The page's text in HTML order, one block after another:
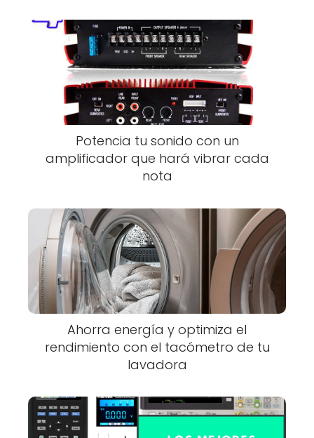
Potencia tu sonido con un
amplificador que hará vibrar cada
nota
Ahorra energía y optimiza el
rendimiento con el tacómetro de tu
lavadora